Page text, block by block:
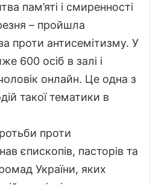
пам’яті і смиренності
– пройшла
проти антисемітизму. У
600 осіб в залі і
онлайн. Це одна з
такої тематики в
проти
єпископів, пасторів та
України, яких